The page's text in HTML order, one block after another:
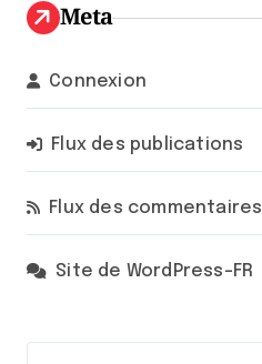
Meta
Connexion
Flux des publications
Flux des commentaires
Site de WordPress-FR